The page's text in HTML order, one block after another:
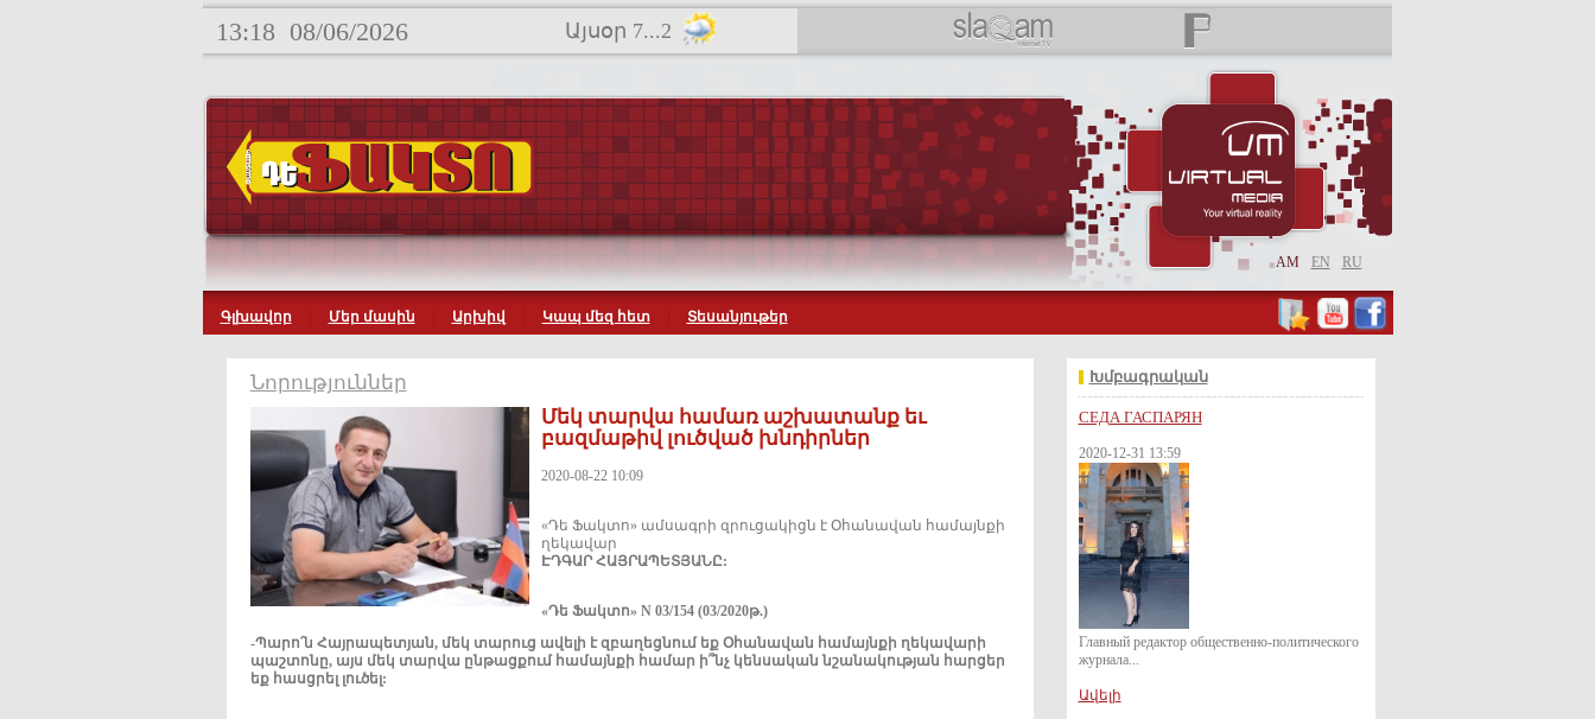
13:18 08/06/2026 Այսօր 7...2
AM EN RU
Գլխավոր Մեր մասին Արխիվ Կապ մեզ հետ Տեսանյութեր
Նորություններ
Մեկ տարվա համառ աշխատանք եւ
բազմաթիվ լուծված խնդիրներ
2020-08-22 10:09
«Դե Ֆակտո» ամսագրի զրուցակիցն է Օհանավան համայնքի
ղեկավար
ԷԴԳԱՐ ՀԱՅՐԱՊԵՏՅԱՆԸ:
«Դե Ֆակտո» N 03/154 (03/2020թ.)
-Պարո՛ն Հայրապետյան, մեկ տարուց ավելի է զբաղեցնում եք Օհանավան համայնքի ղեկավարի
պաշտոնը, այս մեկ տարվա ընթացքում համայնքի համար ի՞նչ կենսական նշանակության հարցեր
եք հասցրել լուծել:
Խմբագրական
СЕДА ГАСПАРЯН
2020-12-31 13:59
Главный редактор общественно-политического
журнала...
Ավելի